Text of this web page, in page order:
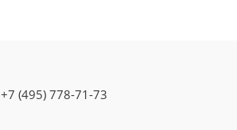
+7 (495) 778-71-73